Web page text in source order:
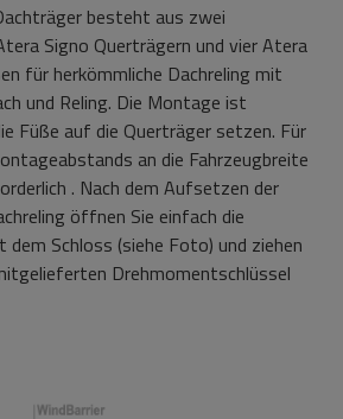
besteht aus zwei
Signo Querträgern und vier Atera
für herkömmliche Dachreling mit
und Reling. Die Montage ist
Füße auf die Querträger setzen. Für
an die Fahrzeugbreite
. Nach dem Aufsetzen der
öffnen Sie einfach die
dem Schloss (siehe Foto) und ziehen
Drehmomentschlüssel